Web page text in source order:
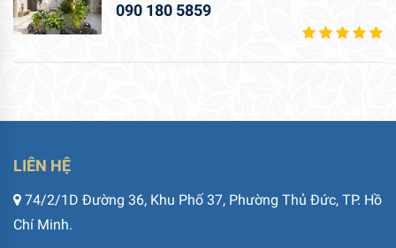
090 180 5859
LIÊN HỆ
74/2/1D Đường 36, Khu Phố 37, Phường Thủ Đức, TP. Hồ
Chí Minh.